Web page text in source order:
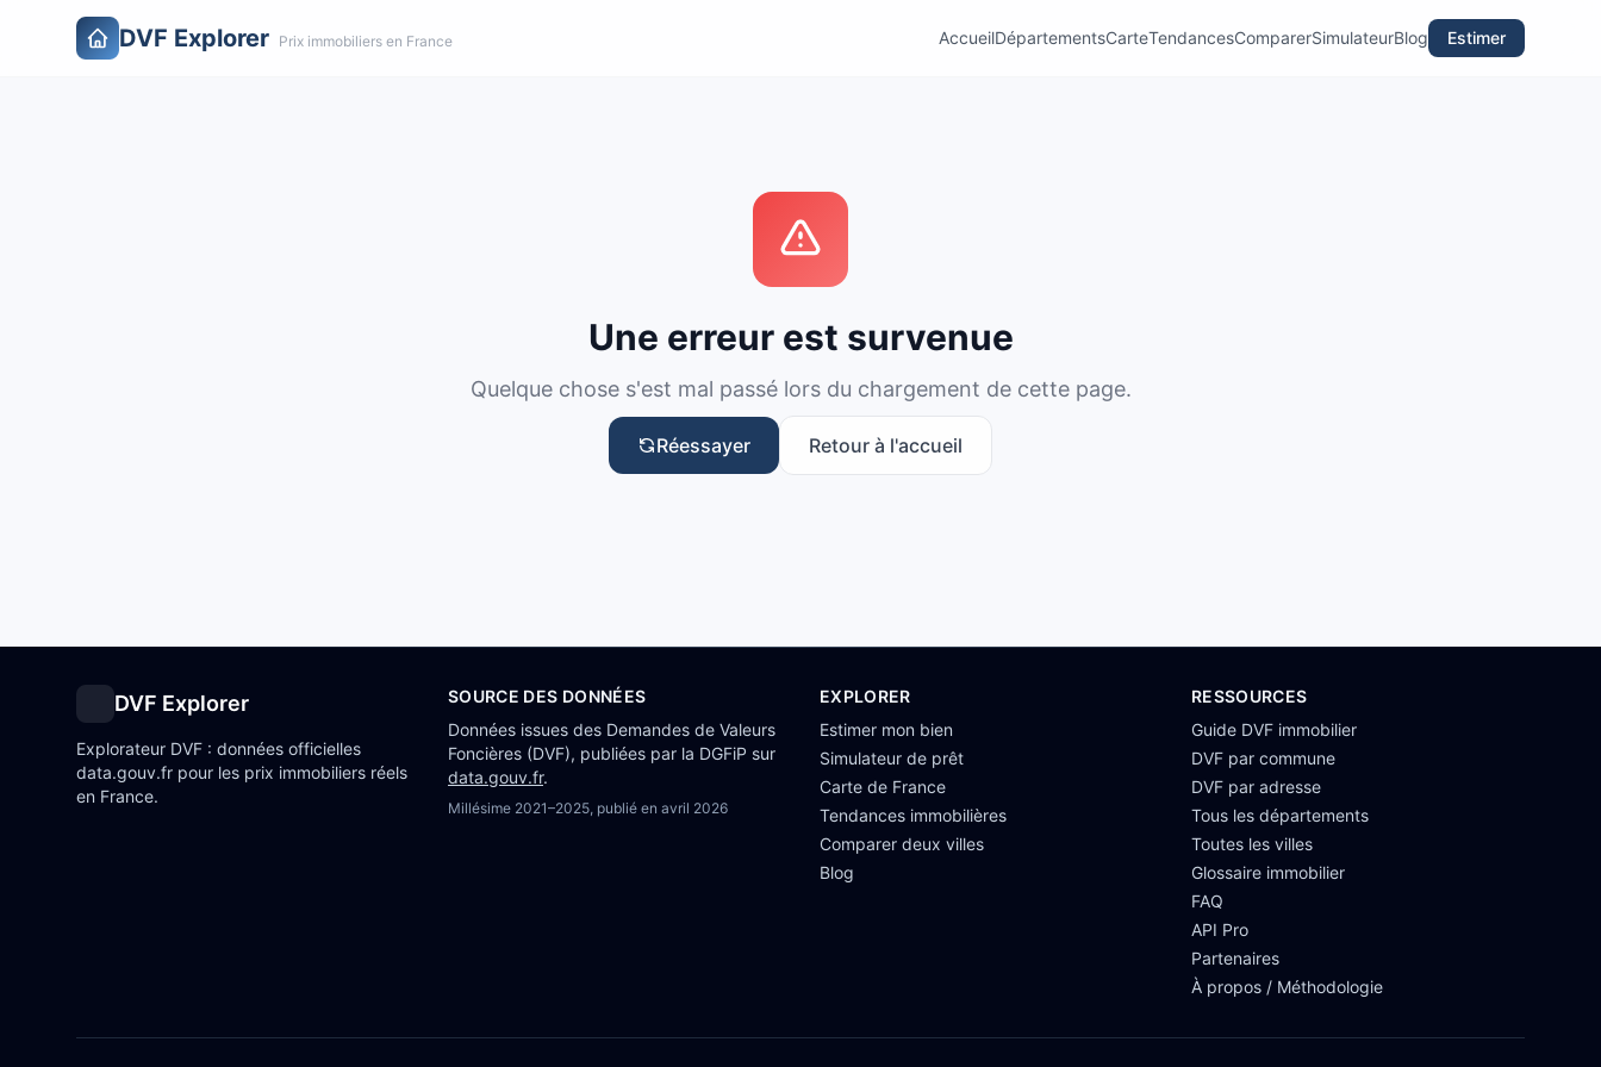
DVF Explorer Prix immobiliers en France AccueilDépartementsCarteTendancesComparerSimulateurBlog Estimer
Une erreur est survenue
Quelque chose s'est mal passé lors du chargement de cette page.
Réessayer Retour à l'accueil
DVF Explorer
Explorateur DVF : données officielles
data.gouv.fr pour les prix immobiliers réels
en France.
SOURCE DES DONNÉES
Données issues des Demandes de Valeurs
Foncières (DVF), publiées par la DGFiP sur
data.gouv.fr.
Millésime 2021–2025, publié en avril 2026
EXPLORER
Estimer mon bien
Simulateur de prêt
Carte de France
Tendances immobilières
Comparer deux villes
Blog
RESSOURCES
Guide DVF immobilier
DVF par commune
DVF par adresse
Tous les départements
Toutes les villes
Glossaire immobilier
FAQ
API Pro
Partenaires
À propos / Méthodologie